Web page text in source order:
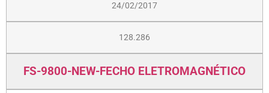
24/02/2017
128.286
FS-9800-NEW-FECHO ELETROMAGNÉTICO